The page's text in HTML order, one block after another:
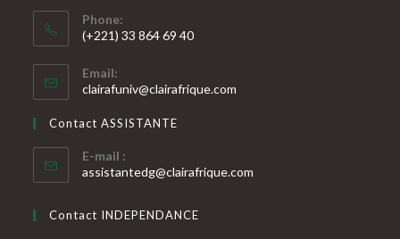
Phone:
(+221) 33 864 69 40
dans
votre
application
Email:
clairafuniv@clairafrique.com
Contact ASSISTANTE
E-mail :
assistantedg@clairafrique.com
Contact INDEPENDANCE